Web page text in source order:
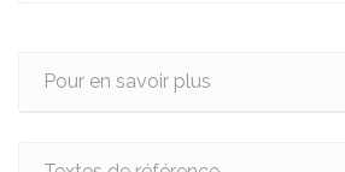
Pour en savoir plus